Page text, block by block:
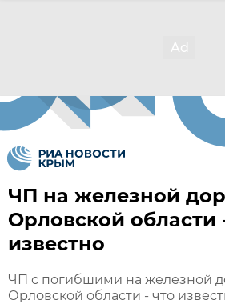
ЧП на железной
Орловской области
известно
ЧП с погибшими на железной
Орловской области - что